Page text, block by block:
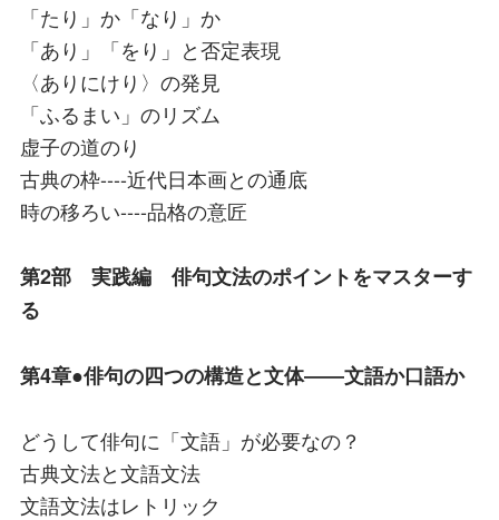
「たり」か「なり」か
「あり」「をり」と否定表現
〈ありにけり〉の発見
「ふるまい」のリズム
虚子の道のり
古典の枠----近代日本画との通底
時の移ろい----品格の意匠
第2部 実践編 俳句文法のポイントをマスターす
る
第4章●俳句の四つの構造と文体――文語か口語か
どうして俳句に「文語」が必要なの？
古典文法と文語文法
文語文法はレトリック